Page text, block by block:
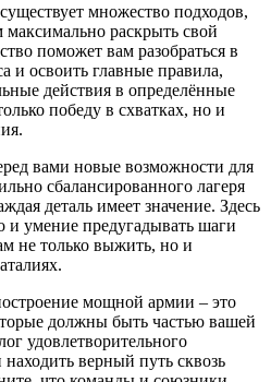
множество подходов,
раскрыть свой
поможет вам разобраться в
и освоить главные правила,
действия в определённые
победу в схватках, но и
вами новые возможности для
сбалансированного лагеря
деталь имеет значение. Здесь
умение предугадывать шаги
не только выжить, но и
мощной армии – это
должны быть частью вашей
удовлетворительного
верный путь сквозь